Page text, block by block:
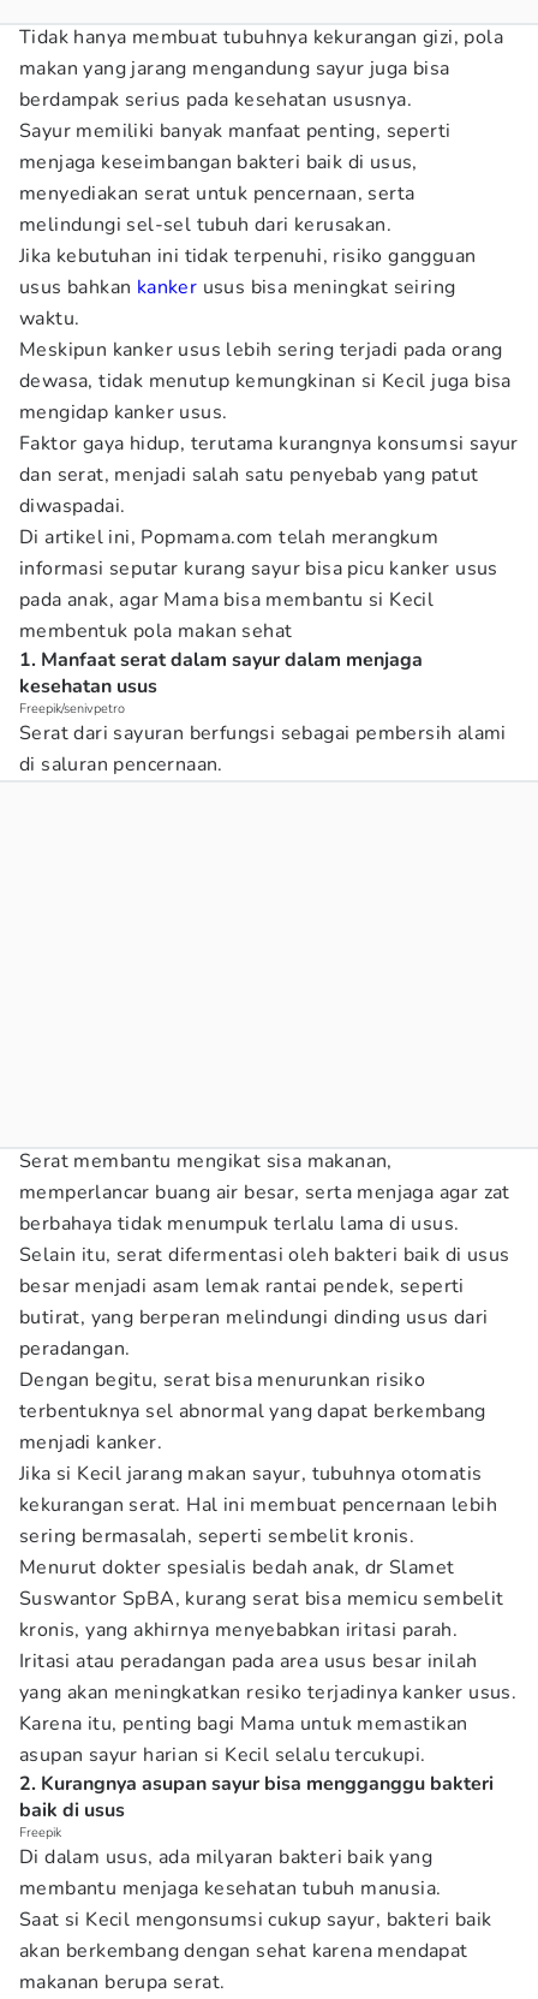
Tidak hanya membuat tubuhnya kekurangan gizi, pola
makan yang jarang mengandung sayur juga bisa
berdampak serius pada kesehatan ususnya.
Sayur memiliki banyak manfaat penting, seperti
menjaga keseimbangan bakteri baik di usus,
menyediakan serat untuk pencernaan, serta
melindungi sel-sel tubuh dari kerusakan.
Jika kebutuhan ini tidak terpenuhi, risiko gangguan
usus bahkan kanker usus bisa meningkat seiring
waktu.
Meskipun kanker usus lebih sering terjadi pada orang
dewasa, tidak menutup kemungkinan si Kecil juga bisa
mengidap kanker usus.
Faktor gaya hidup, terutama kurangnya konsumsi sayur
dan serat, menjadi salah satu penyebab yang patut
diwaspadai.
Di artikel ini, Popmama.com telah merangkum
informasi seputar kurang sayur bisa picu kanker usus
pada anak, agar Mama bisa membantu si Kecil
membentuk pola makan sehat
1. Manfaat serat dalam sayur dalam menjaga
kesehatan usus
Freepik/senivpetro
Serat dari sayuran berfungsi sebagai pembersih alami
di saluran pencernaan.
Serat membantu mengikat sisa makanan,
memperlancar buang air besar, serta menjaga agar zat
berbahaya tidak menumpuk terlalu lama di usus.
Selain itu, serat difermentasi oleh bakteri baik di usus
besar menjadi asam lemak rantai pendek, seperti
butirat, yang berperan melindungi dinding usus dari
peradangan.
Dengan begitu, serat bisa menurunkan risiko
terbentuknya sel abnormal yang dapat berkembang
menjadi kanker.
Jika si Kecil jarang makan sayur, tubuhnya otomatis
kekurangan serat. Hal ini membuat pencernaan lebih
sering bermasalah, seperti sembelit kronis.
Menurut dokter spesialis bedah anak, dr Slamet
Suswantor SpBA, kurang serat bisa memicu sembelit
kronis, yang akhirnya menyebabkan iritasi parah.
Iritasi atau peradangan pada area usus besar inilah
yang akan meningkatkan resiko terjadinya kanker usus.
Karena itu, penting bagi Mama untuk memastikan
asupan sayur harian si Kecil selalu tercukupi.
2. Kurangnya asupan sayur bisa mengganggu bakteri
baik di usus
Freepik
Di dalam usus, ada milyaran bakteri baik yang
membantu menjaga kesehatan tubuh manusia.
Saat si Kecil mengonsumsi cukup sayur, bakteri baik
akan berkembang dengan sehat karena mendapat
makanan berupa serat.